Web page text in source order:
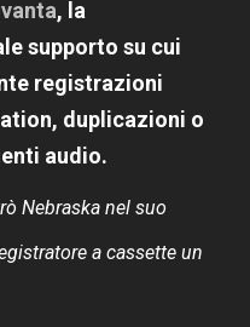
, la
supporto su cui
registrazioni
duplicazioni o
audio.
Nebraska nel suo
a cassette un